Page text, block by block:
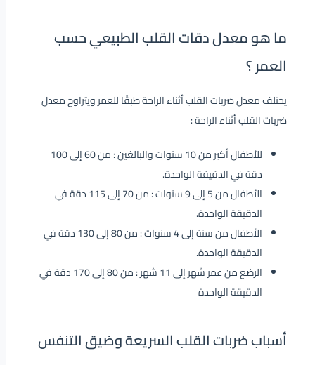
ما هو معدل دقات القلب الطبيعي حسب
العمر ؟
يختلف معدل ضربات القلب أثناء الراحة طبقًا للعمر ويتراوح معدل
ضربات القلب أثناء الراحة :
للأطفال أكبر من 10 سنوات والبالغين : من 60 إلى 100
دقة في الدقيقة الواحدة.
الأطفال من 5 إلى 9 سنوات : من 70 إلى 115 دقة في
الدقيقة الواحدة.
الأطفال من سنة إلى 4 سنوات : من 80 إلى 130 دقة في
الدقيقة الواحدة.
الرضع من عمر شهر إلى 11 شهر : من 80 إلى 170 دقة في
الدقيقة الواحدة
أسباب ضربات القلب السريعة وضيق التنفس